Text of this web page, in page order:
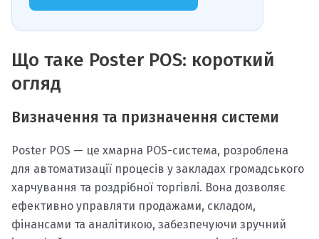
Що таке Poster POS: короткий
огляд
Визначення та призначення системи
Poster POS — це хмарна POS-система, розроблена
для автоматизації процесів у закладах громадського
харчування та роздрібної торгівлі. Вона дозволяє
ефективно управляти продажами, складом,
фінансами та аналітикою, забезпечуючи зручний